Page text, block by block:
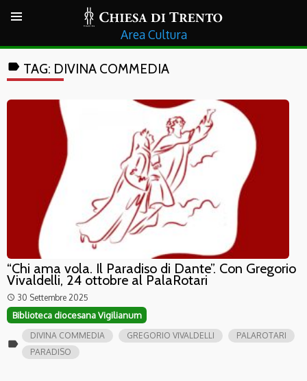
Cultura
label TAG: DIVINA COMMEDIA
“Chi ama vola. Il Paradiso di Dante”. Con Gregorio
Vivaldelli, 24 ottobre al PalaRotari
access_time 30 Settembre 2025
Biblioteca diocesana Vigilianum
label
DIVINA COMMEDIA GREGORIO VIVALDELLI
PALAROTARI
PARADISO